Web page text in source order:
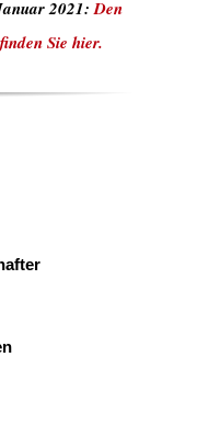
2021:Den
Sie hier.